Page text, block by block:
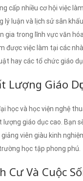
cấp nhiều cơ hội việc
lý luận và lịch sử sân
gia trong lĩnh vực văn
được việc làm tại các
hay các tổ chức giáo
Lượng Giáo
học và học viện nghệ
lượng giáo dục cao. Bạn
viên giàu kinh
học tập phong phú.
Cư Và Cuộc